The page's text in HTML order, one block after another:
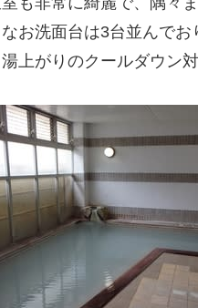
お洗面台は3台並んで
湯上がりのクールダウン